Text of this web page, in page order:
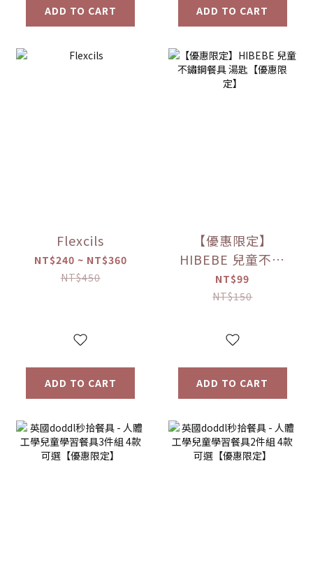
ADD TO CART ADD TO CART
Flexcils
NT$240 ~ NT$360
NT$450
ADD TO CART
【優惠限定】
HIBEBE 兒童不鏽
鋼餐具 湯匙【優惠
限定】
NT$99
NT$150
ADD TO CART